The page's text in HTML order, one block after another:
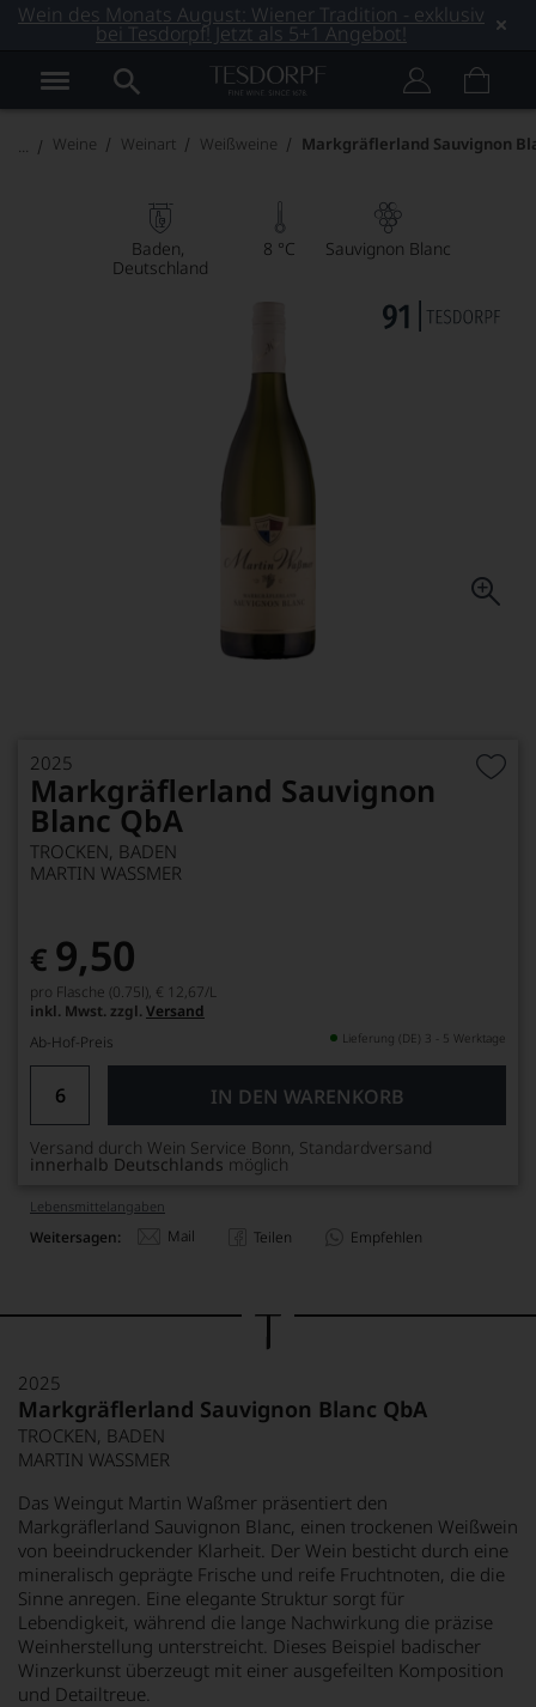
Wein des Monats August: Wiener Tradition - exklusiv
bei Tesdorpf! Jetzt als 5+1 Angebot!
Weine Weinart Weißweine Markgräflerland Sauvignon
Baden
Deutschland
8 °C Sauvignon Blanc
2025
Markgräflerland Sauvignon
Blanc QbA
TROCKEN, BADEN
MARTIN WASSMER
€ 9,50
pro Flasche (0.75l), € 12,67/L
inkl. Mwst. zzgl. Versand
Ab-Hof-Preis
Lieferung (DE) 3 - 5 Werktage
IN DEN WARENKORB
Versand durch Wein Service Bonn, Standardversand
innerhalb Deutschlands möglich
Lebensmittel­angaben
Weitersagen: Mail Teilen Empfehlen
2025
Markgräflerland Sauvignon Blanc QbA
TROCKEN, BADEN
MARTIN WASSMER
Das Weingut Martin Waßmer präsentiert den
Markgräflerland Sauvignon Blanc, einen trockenen Weißwein
von beeindruckender Klarheit. Der Wein besticht durch eine
mineralisch geprägte Frische und reife Fruchtnoten, die die
Sinne anregen. Eine elegante Struktur sorgt für
Lebendigkeit, während die lange Nachwirkung die präzise
Weinherstellung unterstreicht. Dieses Beispiel badischer
Winzerkunst überzeugt mit einer ausgefeilten Komposition
und Detailtreue.